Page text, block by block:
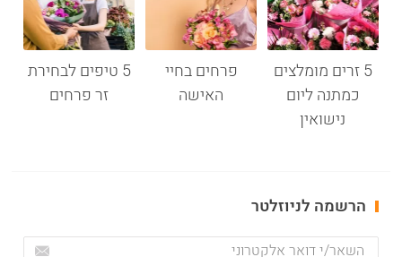
5 זרים מומלצים
כמתנה ליום
נישואין
פרחים בחיי
האישה
5 טיפים לבחירת
זר פרחים
הרשמה לניוזלטר